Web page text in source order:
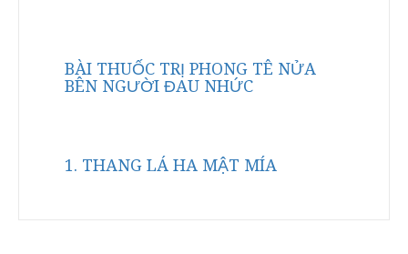
BÀI THUỐC TRỊ PHONG TÊ NỬA
BÊN NGƯỜI ĐAU NHỨC
1. THANG LÁ HA MẬT MÍA